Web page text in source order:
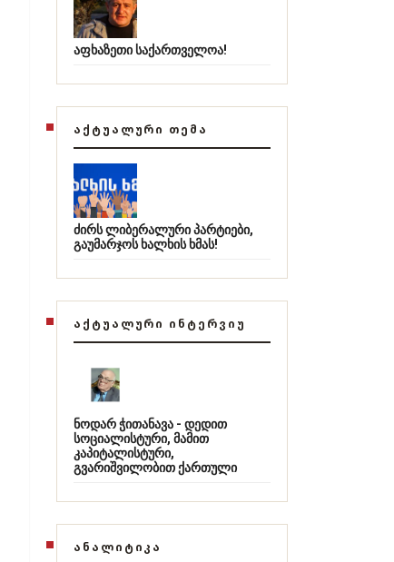
აფხაზეთი საქართველოა!
ᲐᲥᲢᲣᲐᲚᲣᲠᲘ ᲗᲔᲛᲐ
ძირს ლიბერალური პარტიები,
გაუმარჯოს ხალხის ხმას!
ᲐᲥᲢᲣᲐᲚᲣᲠᲘ ᲘᲜᲢᲔᲠᲕᲘᲣ
ნოდარ ჭითანავა - დედით
სოციალისტური, მამით
კაპიტალისტური,
გვარიშვილობით ქართული
ᲐᲜᲐᲚᲘᲢᲘᲙᲐ